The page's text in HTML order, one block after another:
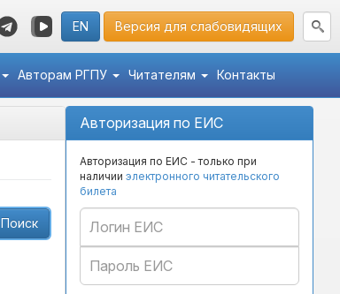
EN Версия для слабовидящих
Авторам РГПУ Читателям Контакты
Авторизация по ЕИС
Авторизация по ЕИС - только при
наличии электронного читательского
билета
Поиск